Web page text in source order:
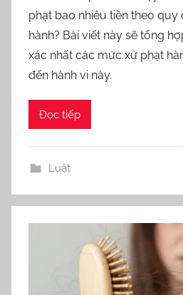
l
a
phạt bao nhiêu tiền theo quy
hành? Bài viết này sẽ tổng
xác nhất các mức xử phạt
đến hành vi này.
Đọc tiếp
Luật